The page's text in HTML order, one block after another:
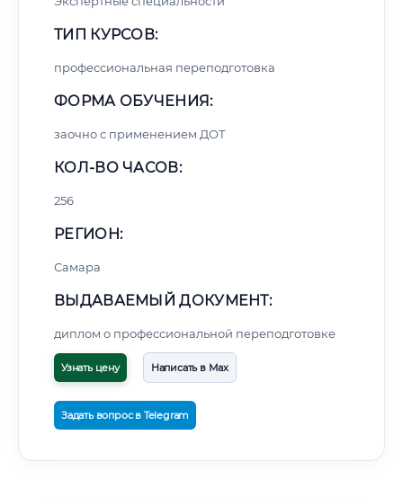
ТИП КУРСОВ:
профессиональная переподготовка
ФОРМА ОБУЧЕНИЯ:
заочно с применением ДОТ
КОЛ-ВО ЧАСОВ:
256
РЕГИОН:
Самара
ВЫДАВАЕМЫЙ ДОКУМЕНТ:
диплом о профессиональной переподготовке
Узнать цену Написать в Max
Задать вопрос в Telegram